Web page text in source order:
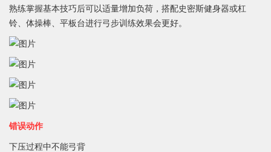
熟练掌握基本技巧后可以适量增加负荷，搭配史密斯健身器或杠
铃、体操棒、平板台进行弓步训练效果会更好。
错误动作
下压过程中不能弓背